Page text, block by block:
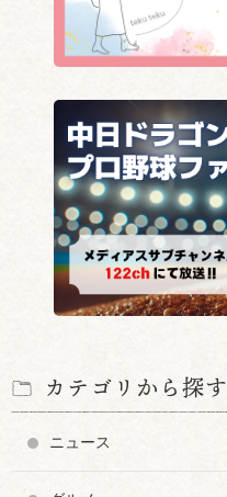
カテゴリから探す
ニュース